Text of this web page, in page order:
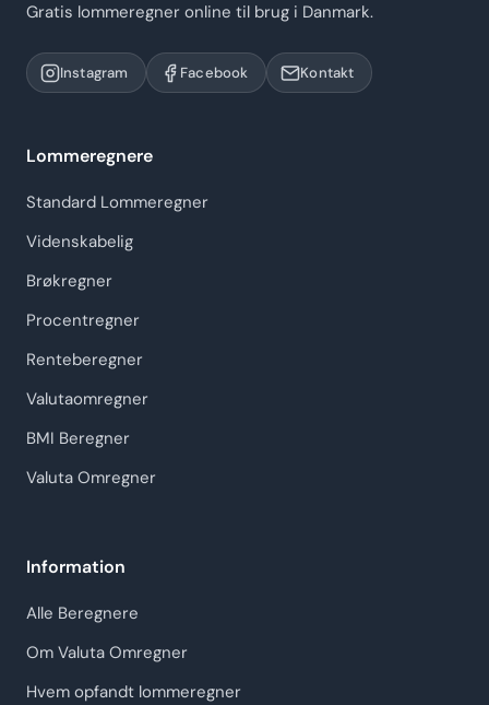
Gratis lommeregner online til brug i Danmark.
Instagram Facebook Kontakt
Lommeregnere
Standard Lommeregner
Videnskabelig
Brøkregner
Procentregner
Renteberegner
Valutaomregner
BMI Beregner
Valuta Omregner
Information
Alle Beregnere
Om Valuta Omregner
Hvem opfandt lommeregner